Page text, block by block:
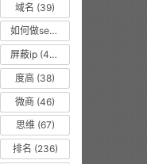
域名 (39)
如何做seo优化
屏蔽ip (475)
度高 (38)
微商 (46)
思维(67)
排名 (236)